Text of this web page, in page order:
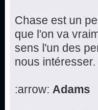
Chase est un
que l'on va
sens l'un des
nous intéresser.
:arrow: Adams